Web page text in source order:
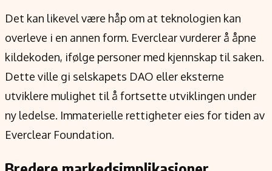
Det kan likevel være håp om at teknologien kan
overleve i en annen form. Everclear vurderer å åpne
kildekoden, ifølge personer med kjennskap til saken.
Dette ville gi selskapets DAO eller eksterne
utviklere mulighet til å fortsette utviklingen under
ny ledelse. Immaterielle rettigheter eies for tiden av
Everclear Foundation.